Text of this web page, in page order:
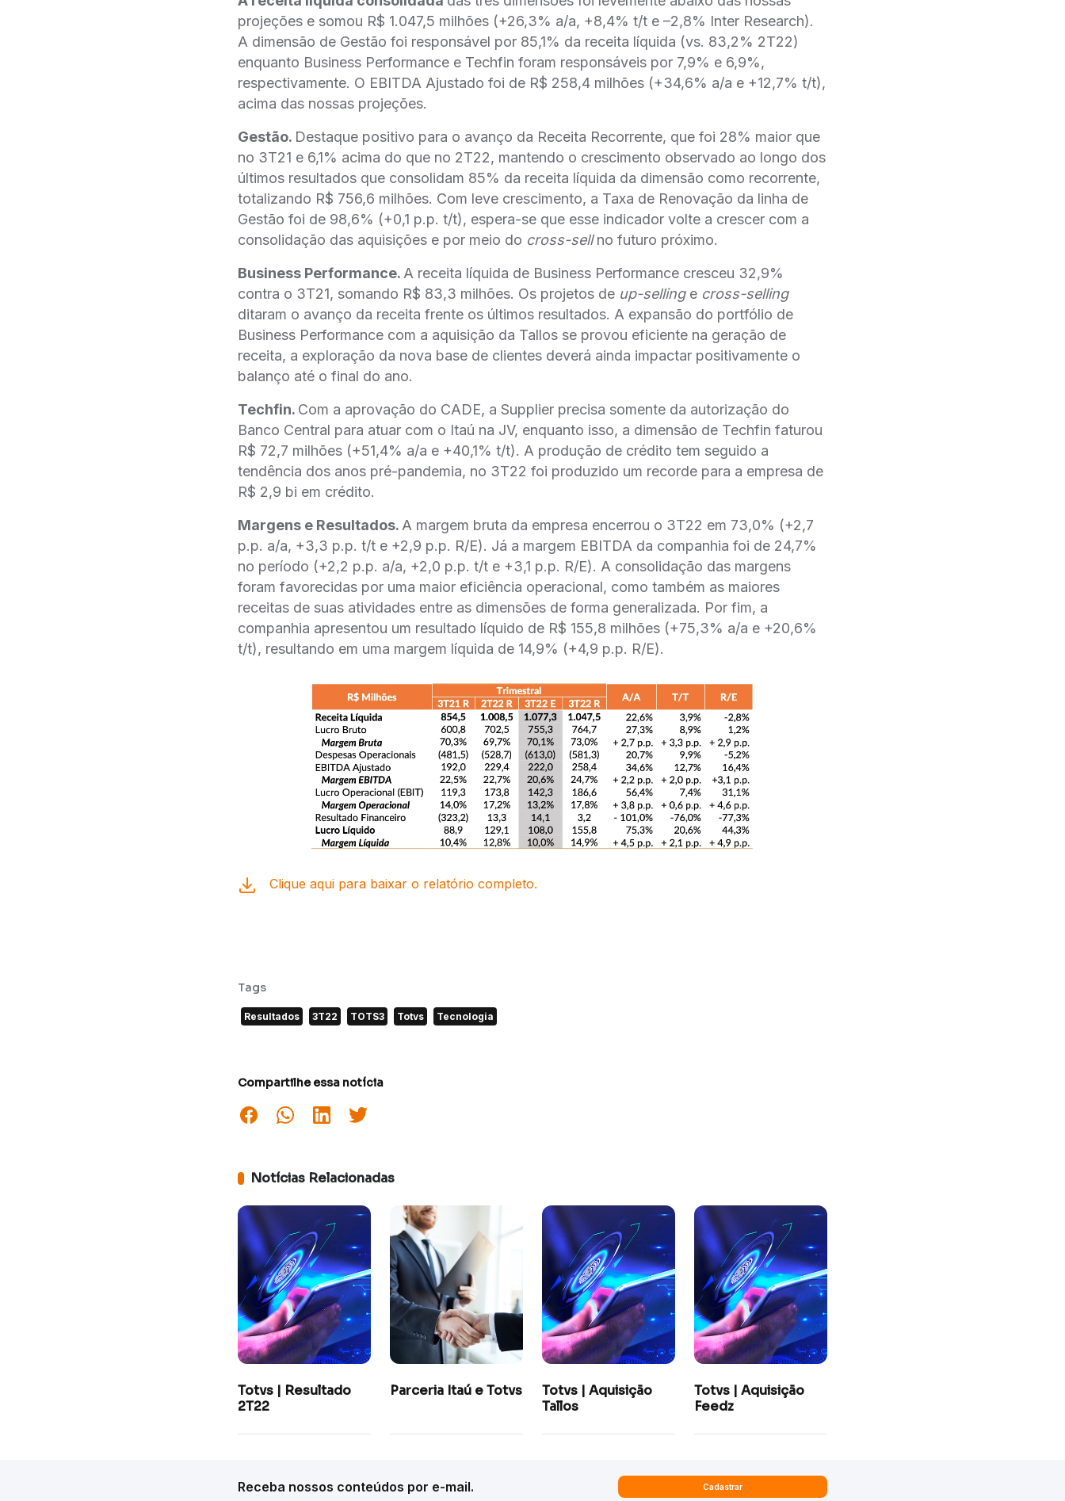
projeções e somou R$ 1.047,5 milhões (+26,3% a/a, +8,4% t/t e –2,8% Inter Research).
A dimensão de Gestão foi responsável por 85,1% da receita líquida (vs. 83,2% 2T22)
enquanto Business Performance e Techfin foram responsáveis por 7,9% e 6,9%,
respectivamente. O EBITDA Ajustado foi de R$ 258,4 milhões (+34,6% a/a e +12,7% t/t),
acima das nossas projeções.
Gestão. Destaque positivo para o avanço da Receita Recorrente, que foi 28% maior que
no 3T21 e 6,1% acima do que no 2T22, mantendo o crescimento observado ao longo dos
últimos resultados que consolidam 85% da receita líquida da dimensão como recorrente,
totalizando R$ 756,6 milhões. Com leve crescimento, a Taxa de Renovação da linha de
Gestão foi de 98,6% (+0,1 p.p. t/t), espera-se que esse indicador volte a crescer com a
consolidação das aquisições e por meio do cross-sellno futuro próximo.
Business Performance. A receita líquida de Business Performance cresceu 32,9%
contra o 3T21, somando R$ 83,3 milhões. Os projetos de up-selling e cross-selling
ditaram o avanço da receita frente os últimos resultados. A expansão do portfólio de
Business Performance com a aquisição da Tallos se provou eficiente na geração de
receita, a exploração da nova base de clientes deverá ainda impactar positivamente o
balanço até o final do ano.
Techfin. Com a aprovação do CADE, a Supplier precisa somente da autorização do
Banco Central para atuar com o Itaú na JV, enquanto isso, a dimensão de Techfin faturou
R$ 72,7 milhões (+51,4% a/a e +40,1% t/t). A produção de crédito tem seguido a
tendência dos anos pré-pandemia, no 3T22 foi produzido um recorde para a empresa de
R$ 2,9 bi em crédito.
Margens e Resultados. A margem bruta da empresa encerrou o 3T22 em 73,0% (+2,7
p.p. a/a, +3,3 p.p. t/t e +2,9 p.p. R/E). Já a margem EBITDA da companhia foi de 24,7%
no período (+2,2 p.p. a/a, +2,0 p.p. t/t e +3,1 p.p. R/E). A consolidação das margens
foram favorecidas por uma maior eficiência operacional, como também as maiores
receitas de suas atividades entre as dimensões de forma generalizada. Por fim, a
companhia apresentou um resultado líquido de R$ 155,8 milhões (+75,3% a/a e +20,6%
t/t), resultando em uma margem líquida de 14,9% (+4,9 p.p. R/E).
Clique aqui para baixar o relatório completo.
Tags
Resultados 3T22 TOTS3 Totvs Tecnologia
Compartilhe essa notícia
Notícias Relacionadas
Totvs | Resultado
2T22
Parceria Itaú e Totvs
Totvs | Aquisição
Tallos
Totvs | Aquisição
Feedz
Receba nossos conteúdos por e-mail. Cadastrar